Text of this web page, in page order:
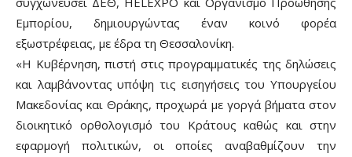
Εμπορίου, δημιουργώντας έναν κοινό φορέα
εξωστρέφειας, με έδρα τη Θεσσαλονίκη.
«Η Κυβέρνηση, πιστή στις προγραμματικές της δηλώσεις
και λαμβάνοντας υπόψη τις εισηγήσεις του Υπουργείου
Μακεδονίας και Θράκης, προχωρά με γοργά βήματα στον
διοικητικό ορθολογισμό του Κράτους καθώς και στην
εφαρμογή πολιτικών, οι οποίες αναβαθμίζουν την